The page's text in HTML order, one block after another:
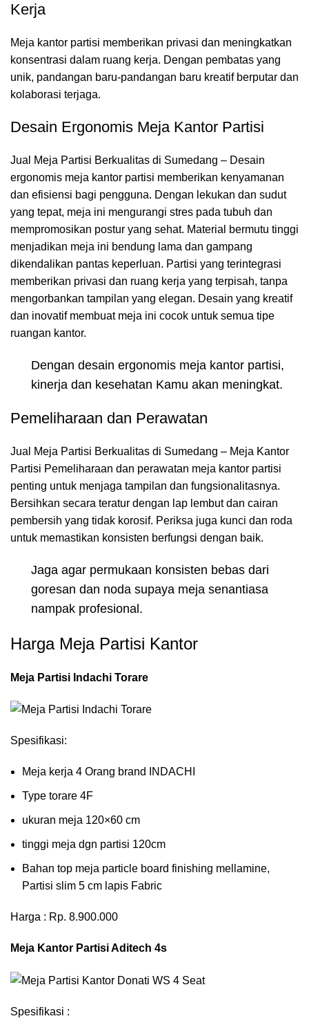
Kerja
Meja kantor partisi memberikan privasi dan meningkatkan
konsentrasi dalam ruang kerja. Dengan pembatas yang
unik, pandangan baru-pandangan baru kreatif berputar dan
kolaborasi terjaga.
Desain Ergonomis Meja Kantor Partisi
Jual Meja Partisi Berkualitas di Sumedang – Desain
ergonomis meja kantor partisi memberikan kenyamanan
dan efisiensi bagi pengguna. Dengan lekukan dan sudut
yang tepat, meja ini mengurangi stres pada tubuh dan
mempromosikan postur yang sehat. Material bermutu tinggi
menjadikan meja ini bendung lama dan gampang
dikendalikan pantas keperluan. Partisi yang terintegrasi
memberikan privasi dan ruang kerja yang terpisah, tanpa
mengorbankan tampilan yang elegan. Desain yang kreatif
dan inovatif membuat meja ini cocok untuk semua tipe
ruangan kantor.
Dengan desain ergonomis meja kantor partisi,
kinerja dan kesehatan Kamu akan meningkat.
Pemeliharaan dan Perawatan
Jual Meja Partisi Berkualitas di Sumedang – Meja Kantor
Partisi Pemeliharaan dan perawatan meja kantor partisi
penting untuk menjaga tampilan dan fungsionalitasnya.
Bersihkan secara teratur dengan lap lembut dan cairan
pembersih yang tidak korosif. Periksa juga kunci dan roda
untuk memastikan konsisten berfungsi dengan baik.
Jaga agar permukaan konsisten bebas dari
goresan dan noda supaya meja senantiasa
nampak profesional.
Harga Meja Partisi Kantor
Meja Partisi Indachi Torare
Spesifikasi:
Meja kerja 4 Orang brand INDACHI
Type torare 4F
ukuran meja 120×60 cm
tinggi meja dgn partisi 120cm
Bahan top meja particle board finishing mellamine,
Partisi slim 5 cm lapis Fabric
Harga : Rp. 8.900.000
Meja Kantor Partisi Aditech 4s
Spesifikasi :